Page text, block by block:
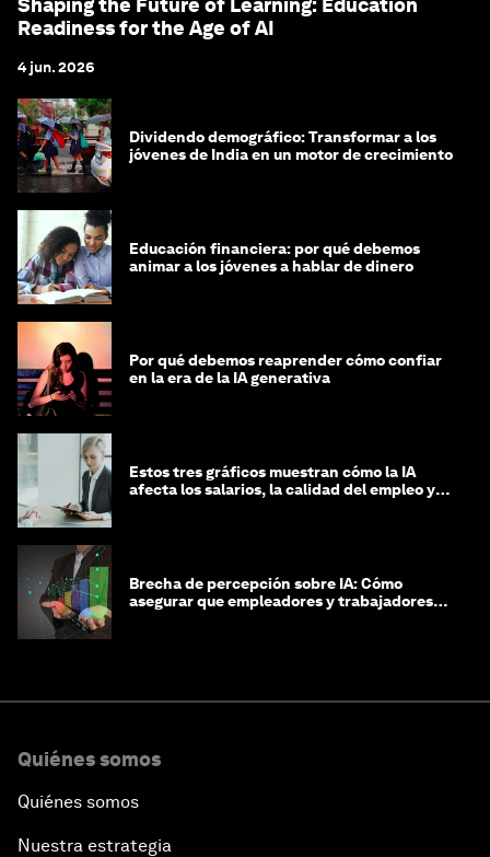
Readiness for the Age of AI
4 jun. 2026
Dividendo demográfico: Transformar a los
jóvenes de India en un motor de crecimiento
Educación financiera: por qué debemos
animar a los jóvenes a hablar de dinero
Por qué debemos reaprender cómo confiar
en la era de la IA generativa
Estos tres gráficos muestran cómo la IA
afecta los salarios, la calidad del empleo y
Brecha de percepción sobre IA: Cómo
asegurar que empleadores y trabajadores
Quiénes somos
Quiénes somos
Nuestra estrategia